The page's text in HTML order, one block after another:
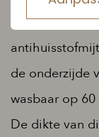
afneembaar
de onderzijde
wasbaar op 60
De dikte van